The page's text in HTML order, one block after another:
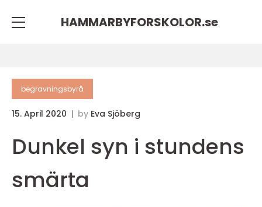
HAMMARBYFORSKOLOR.se
begravningsbyrå
15. April 2020 by Eva Sjöberg
Dunkel syn i stundens
smärta